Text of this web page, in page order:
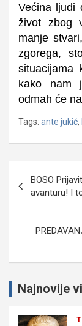
Većina ljudi
život zbog
manje
zgorega,
situacijama
kako nam
odmah će
Tags: ante jukić,
objava
BOSO
avanturu! I
Najnovije